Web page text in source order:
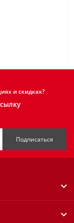
и скидках?
Подписаться